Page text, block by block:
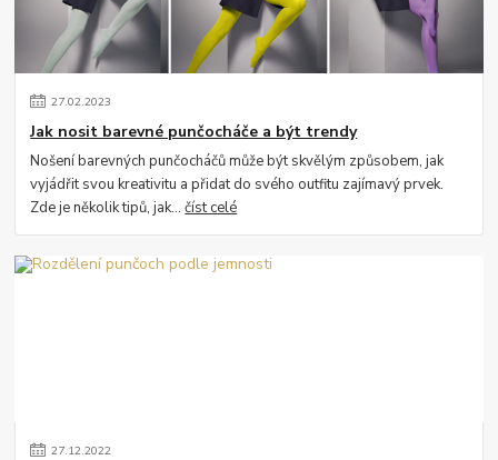
27.02.2023
Jak nosit barevné punčocháče a být trendy
Nošení barevných punčocháčů může být skvělým způsobem, jak
vyjádřit svou kreativitu a přidat do svého outfitu zajímavý prvek.
Zde je několik tipů, jak...číst celé
27.12.2022